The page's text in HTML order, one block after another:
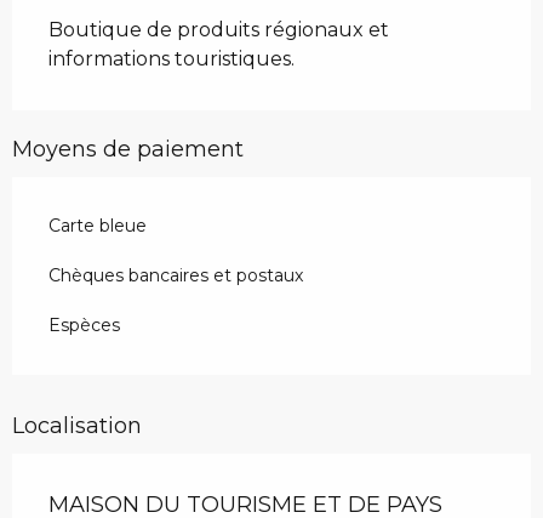
Boutique de produits régionaux et
informations touristiques.
Moyens de paiement
Carte bleue
Chèques bancaires et postaux
Espèces
Localisation
MAISON DU TOURISME ET DE PAYS